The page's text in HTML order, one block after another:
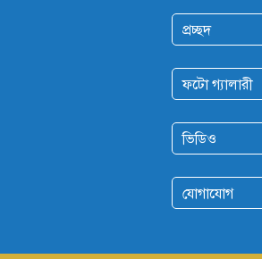
প্রচ্ছদ
ফটো গ্যালারী
ভিডিও
যোগাযোগ